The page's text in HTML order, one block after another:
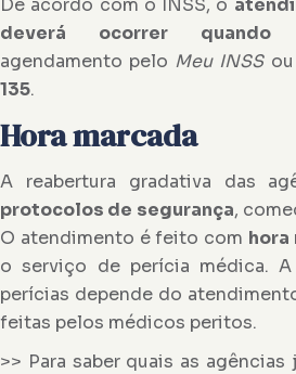
De acordo com o INSS, o
deverá ocorrer quando
agendamento pelo Meu INSSou
135.
Hora marcada
A reabertura gradativa das
protocolos de segurança,
O atendimento é feito com hora
o serviço de perícia médica.
perícias depende do
feitas pelos médicos peritos.
>> Para saber quais as